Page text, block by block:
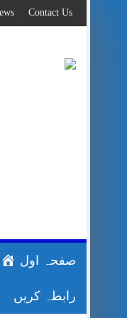
to
content
Contact Us
صفحہ اول
رابطہ کریں